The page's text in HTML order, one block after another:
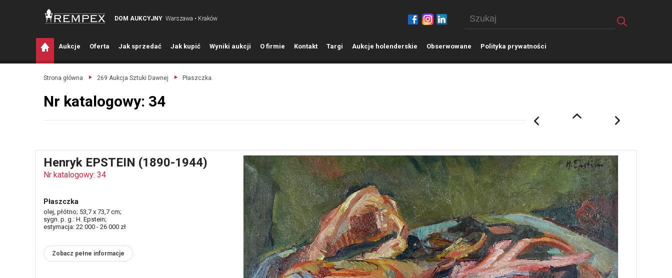
DOM AUKCYJNY Warszawa • Kraków
Aukcje Oferta Jak sprzedać Jak kupić Wyniki aukcji O firmie Kontakt Targi Aukcje holenderskie Obserwowane Polityka prywatności
Strona główna 269 Aukcja Sztuki Dawnej Płaszczka.
Nr katalogowy: 34
Henryk EPSTEIN (1890-1944)
Nr katalogowy: 34
Płaszczka
olej, płótno; 53,7 x 73,7 cm;
sygn. p. g.: H. Epstein;
estymacja: 22 000 - 26 000 zł
Zobacz pełne informacje